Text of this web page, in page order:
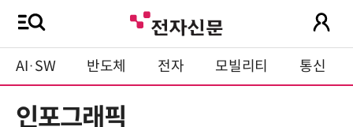
AI·SW 반도체 전자 모빌리티 통신
인포그래픽